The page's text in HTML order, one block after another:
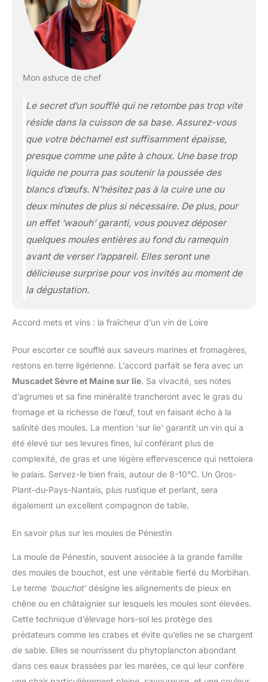
Mon astuce de chef
Le secret d’un soufflé qui ne retombe pas trop vite
réside dans la cuisson de sa base. Assurez-vous
que votre béchamel est suffisamment épaisse,
presque comme une pâte à choux. Une base trop
liquide ne pourra pas soutenir la poussée des
blancs d’œufs. N’hésitez pas à la cuire une ou
deux minutes de plus si nécessaire. De plus, pour
un effet ‘waouh’ garanti, vous pouvez déposer
quelques moules entières au fond du ramequin
avant de verser l’appareil. Elles seront une
délicieuse surprise pour vos invités au moment de
la dégustation.
Accord mets et vins : la fraîcheur d’un vin de Loire
Pour escorter ce soufflé aux saveurs marines et fromagères,
restons en terre ligérienne. L’accord parfait se fera avec un
Muscadet Sèvre et Maine sur lie. Sa vivacité, ses notes
d’agrumes et sa fine minéralité trancheront avec le gras du
fromage et la richesse de l’œuf, tout en faisant écho à la
salinité des moules. La mention ‘sur lie’ garantit un vin qui a
été élevé sur ses levures fines, lui conférant plus de
complexité, de gras et une légère effervescence qui nettoiera
le palais. Servez-le bien frais, autour de 8-10°C. Un Gros-
Plant-du-Pays-Nantais, plus rustique et perlant, sera
également un excellent compagnon de table.
En savoir plus sur les moules de Pénestin
La moule de Pénestin, souvent associée à la grande famille
des moules de bouchot, est une véritable fierté du Morbihan.
Le terme ‘bouchot’désigne les alignements de pieux en
chêne ou en châtaignier sur lesquels les moules sont élevées.
Cette technique d’élevage hors-sol les protège des
prédateurs comme les crabes et évite qu’elles ne se chargent
de sable. Elles se nourrissent du phytoplancton abondant
dans ces eaux brassées par les marées, ce qui leur confère